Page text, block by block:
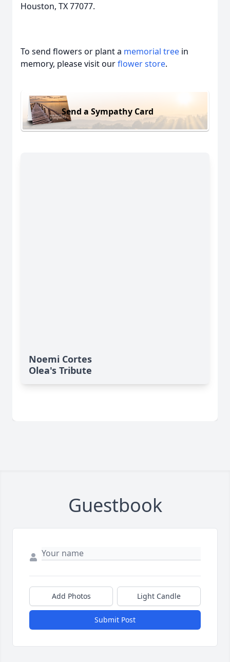
Houston, TX 77077.
To send flowers or plant a memorial tree in
memory, please visit ourflower store.
Send a Sympathy Card
Noemi Cortes
Olea's Tribute
Guestbook
Add Photos Light Candle
Submit Post